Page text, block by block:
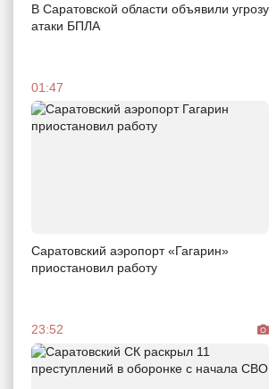
В Саратовской области объявили угрозу
атаки БПЛА
01:47
Саратовский аэропорт «Гагарин»
приостановил работу
23:52